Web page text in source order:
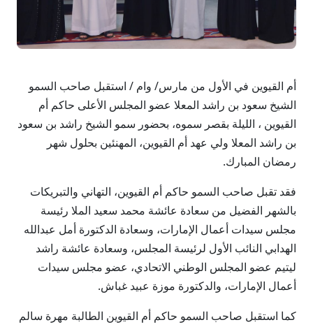
أم القيوين في الأول من مارس/ وام / استقبل صاحب السمو
الشيخ سعود بن راشد المعلا عضو المجلس الأعلى حاكم أم
القيوين ، الليلة بقصر سموه، بحضور سمو الشيخ راشد بن سعود
بن راشد المعلا ولي عهد أم القيوين، المهنئين بحلول شهر
رمضان المبارك.
فقد تقبل صاحب السمو حاكم أم القيوين، التهاني والتبريكات
بالشهر الفضيل من سعادة عائشة محمد سعيد الملا رئيسة
مجلس سيدات أعمال الإمارات، وسعادة الدكتورة أمل عبدالله
الهدابي النائب الأول لرئيسة المجلس، وسعادة عائشة راشد
ليتيم عضو المجلس الوطني الاتحادي، عضو مجلس سيدات
أعمال الإمارات، والدكتورة موزة عبيد غباش.
كما استقبل صاحب السمو حاكم أم القيوين الطالبة مهرة سالم